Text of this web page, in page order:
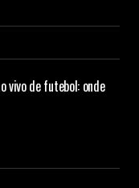
vivo de futebol: onde